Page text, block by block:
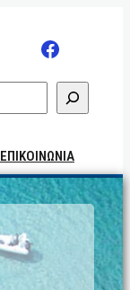
ΕΠΙΚΟΙΝΩΝΙΑ